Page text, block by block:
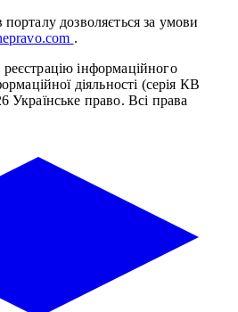
дозволяється за умови
.
інформаційного
діяльності (серія КВ
Українське право. Всі права